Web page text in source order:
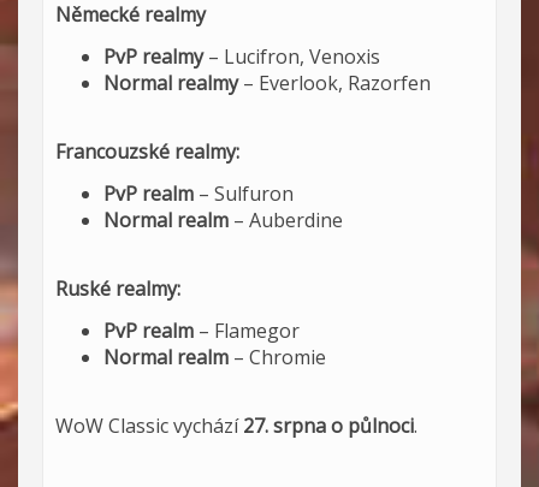
Německé realmy
PvP realmy– Lucifron, Venoxis
Normal realmy– Everlook, Razorfen
Francouzské realmy:
PvP realm – Sulfuron
Normal realm – Auberdine
Ruské realmy:
PvP realm – Flamegor
Normal realm – Chromie
WoW Classic vychází27. srpna o půlnoci.